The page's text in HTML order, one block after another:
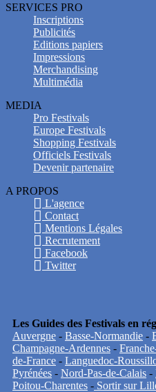
SERVICES PRO
Inscriptions
Publicités
Editions papiers
Impressions
Merchandising
Multimédia
MEDIA
Pro Festivals
Europe Festivals
Shopping Festivals
Officiels Festivals
Devenir partenaire
A PROPOS
L'agence
Contact
Mentions Légales
Recrutement
Facebook
Twitter
Les Guides des Festivals en
Auvergne - Basse-Normandie -
Champagne-Ardennes -
de-France - Languedoc-
Pyrénées - Nord-Pas-de-Calais -
Poitou-Charentes - Sortir sur